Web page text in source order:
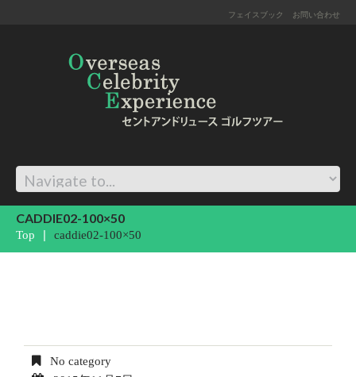
フェイスブック お問い合わせ
CADDIE02-100×50
Top caddie02-100×50
No category